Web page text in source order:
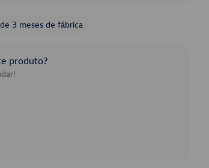
3 meses de fábrica
produto?